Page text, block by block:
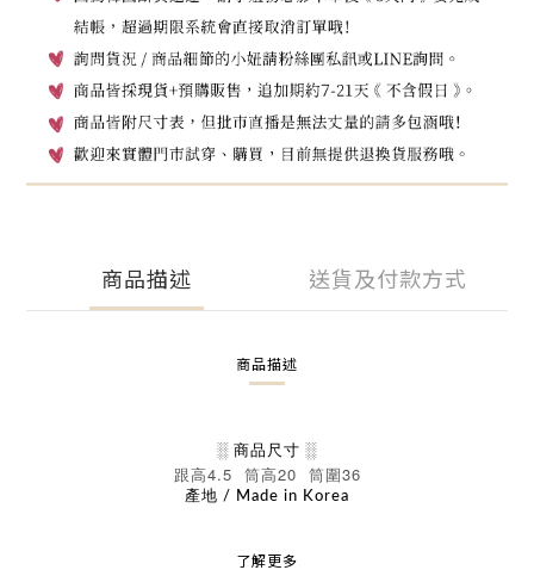
商品描述 送貨及付款方式
商品描述
░ 商品尺寸 ░
跟高4.5 筒高20 筒圍36
產地 / Made in Korea
了解更多